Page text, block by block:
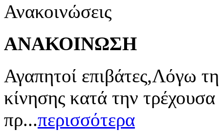
Ανακοινώσεις
ΑΝΑΚΟΙΝΩΣΗ
Αγαπητοί επιβάτες,Λόγω
κίνησης κατά την
πρ...περισσότερα